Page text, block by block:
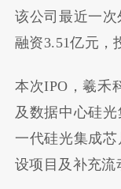
该公司最近一次
融资3.51亿元，
本次IPO，羲禾
及数据中心硅
一代硅光集成
设项目及补充流